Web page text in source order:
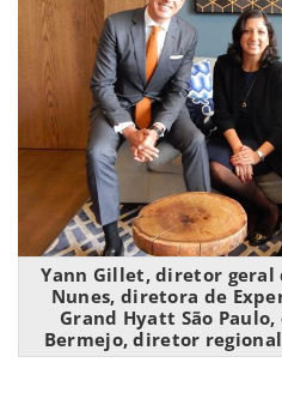
Yann Gillet, diretor geral
Nunes, diretora de
Grand Hyatt São
Bermejo, diretor